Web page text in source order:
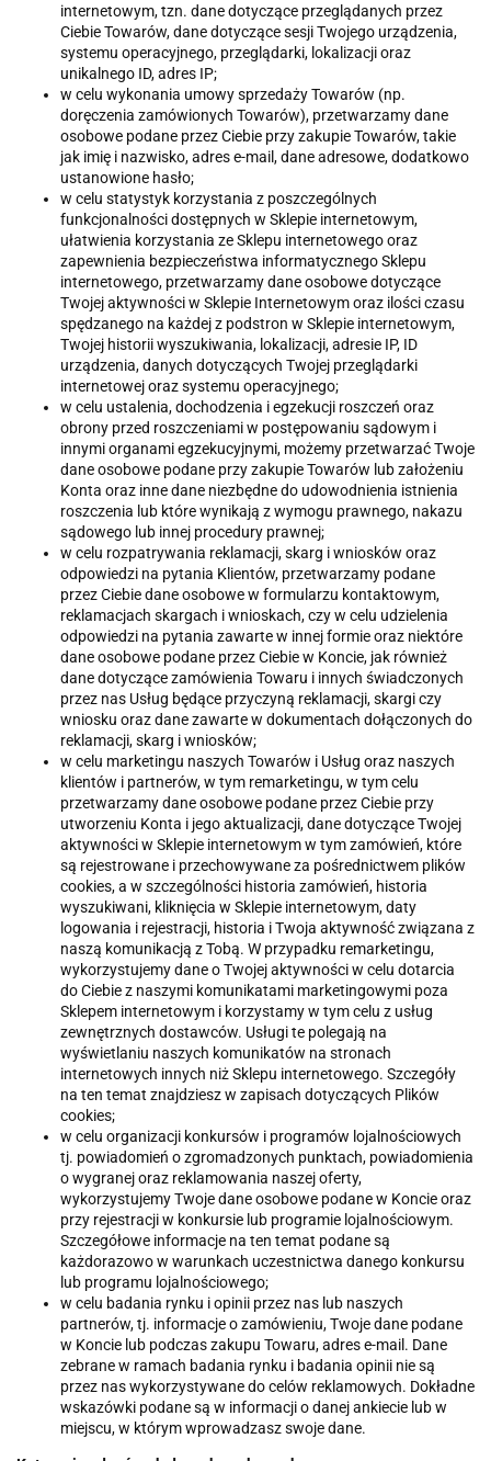
internetowym, tzn. dane dotyczące przeglądanych przez
Ciebie Towarów, dane dotyczące sesji Twojego urządzenia,
systemu operacyjnego, przeglądarki, lokalizacji oraz
unikalnego ID, adres IP;
w celu wykonania umowy sprzedaży Towarów (np.
doręczenia zamówionych Towarów), przetwarzamy dane
osobowe podane przez Ciebie przy zakupie Towarów, takie
jak imię i nazwisko, adres e-mail, dane adresowe, dodatkowo
ustanowione hasło;
w celu statystyk korzystania z poszczególnych
funkcjonalności dostępnych w Sklepie internetowym,
ułatwienia korzystania ze Sklepu internetowego oraz
zapewnienia bezpieczeństwa informatycznego Sklepu
internetowego, przetwarzamy dane osobowe dotyczące
Twojej aktywności w Sklepie Internetowym oraz ilości czasu
spędzanego na każdej z podstron w Sklepie internetowym,
Twojej historii wyszukiwania, lokalizacji, adresie IP, ID
urządzenia, danych dotyczących Twojej przeglądarki
internetowej oraz systemu operacyjnego;
w celu ustalenia, dochodzenia i egzekucji roszczeń oraz
obrony przed roszczeniami w postępowaniu sądowym i
innymi organami egzekucyjnymi, możemy przetwarzać Twoje
dane osobowe podane przy zakupie Towarów lub założeniu
Konta oraz inne dane niezbędne do udowodnienia istnienia
roszczenia lub które wynikają z wymogu prawnego, nakazu
sądowego lub innej procedury prawnej;
w celu rozpatrywania reklamacji, skarg i wniosków oraz
odpowiedzi na pytania Klientów, przetwarzamy podane
przez Ciebie dane osobowe w formularzu kontaktowym,
reklamacjach skargach i wnioskach, czy w celu udzielenia
odpowiedzi na pytania zawarte w innej formie oraz niektóre
dane osobowe podane przez Ciebie w Koncie, jak również
dane dotyczące zamówienia Towaru i innych świadczonych
przez nas Usług będące przyczyną reklamacji, skargi czy
wniosku oraz dane zawarte w dokumentach dołączonych do
reklamacji, skarg i wniosków;
w celu marketingu naszych Towarów i Usług oraz naszych
klientów i partnerów, w tym remarketingu, w tym celu
przetwarzamy dane osobowe podane przez Ciebie przy
utworzeniu Konta i jego aktualizacji, dane dotyczące Twojej
aktywności w Sklepie internetowym w tym zamówień, które
są rejestrowane i przechowywane za pośrednictwem plików
cookies, a w szczególności historia zamówień, historia
wyszukiwani, kliknięcia w Sklepie internetowym, daty
logowania i rejestracji, historia i Twoja aktywność związana z
naszą komunikacją z Tobą. W przypadku remarketingu,
wykorzystujemy dane o Twojej aktywności w celu dotarcia
do Ciebie z naszymi komunikatami marketingowymi poza
Sklepem internetowym i korzystamy w tym celu z usług
zewnętrznych dostawców. Usługi te polegają na
wyświetlaniu naszych komunikatów na stronach
internetowych innych niż Sklepu internetowego. Szczegóły
na ten temat znajdziesz w zapisach dotyczących Plików
cookies;
w celu organizacji konkursów i programów lojalnościowych
tj. powiadomień o zgromadzonych punktach, powiadomienia
o wygranej oraz reklamowania naszej oferty,
wykorzystujemy Twoje dane osobowe podane w Koncie oraz
przy rejestracji w konkursie lub programie lojalnościowym.
Szczegółowe informacje na ten temat podane są
każdorazowo w warunkach uczestnictwa danego konkursu
lub programu lojalnościowego;
w celu badania rynku i opinii przez nas lub naszych
partnerów, tj. informacje o zamówieniu, Twoje dane podane
w Koncie lub podczas zakupu Towaru, adres e-mail. Dane
zebrane w ramach badania rynku i badania opinii nie są
przez nas wykorzystywane do celów reklamowych. Dokładne
wskazówki podane są w informacji o danej ankiecie lub w
miejscu, w którym wprowadzasz swoje dane.